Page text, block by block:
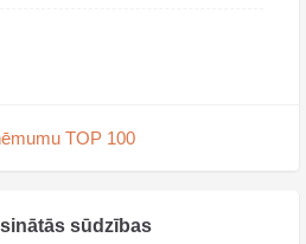
TOP 100
sūdzības